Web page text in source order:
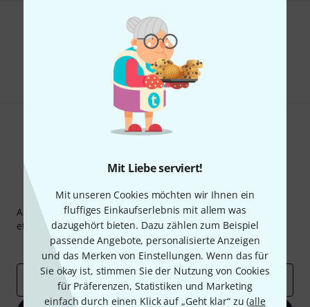
Mit Liebe serviert!
Mit unseren Cookies möchten wir Ihnen ein
fluffiges Einkaufserlebnis mit allem was
dazugehört bieten. Dazu zählen zum Beispiel
passende Angebote, personalisierte Anzeigen
und das Merken von Einstellungen. Wenn das für
Sie okay ist, stimmen Sie der Nutzung von Cookies
für Präferenzen, Statistiken und Marketing
einfach durch einen Klick auf „Geht klar“ zu (alle
Gefällt Ihnen, was Sie sehen?
Teilen Hilfe & Feedback
Thomann Newsletter
Abonniere den Thomann Newsletter und gewinne mit
etwas Glück einen von50 Gutscheinenüber jeweils
Inspirierende Beiträge
Deals Thomann Insights
E-Mail-Adresse